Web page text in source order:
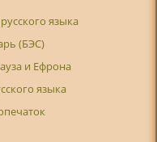
языка
(БЭС)
и Ефрона
языка